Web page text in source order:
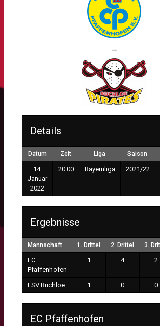
—
Details
Datum Zeit Liga Saison
14.
Januar
2022
20:00 Bayernliga 2021/22
Ergebnisse
Mannschaft 1. Drittel 2. Drittel 3.
EC
Pfaffenhofen
1 4 2
ESV Buchloe 1 0 0
EC Pfaffenhofen